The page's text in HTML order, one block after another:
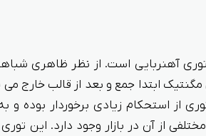
آهنربایی است. از نظر ظاهری
ابتدا جمع و بعد از قالب خارج
از استحکام زیادی برخوردار بوده
از آن در بازار وجود دارد. این